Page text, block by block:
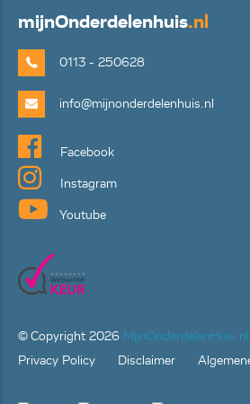
mijnOnderdelenhuis.nl
0113 - 250628
info@mijnonderdelenhuis.nl
Facebook
Instagram
Youtube
© Copyright 2026 MijnOnderdelenHuis.nl
Privacy Policy
Disclaimer